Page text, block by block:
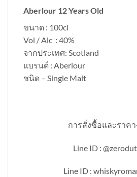
Aberlour 12 Years Old
ขนาด : 100cl
Vol / Alc : 40%
จากประเทศ: Scotland
แบรนด์ : Aberlour
ชนิด – Single Malt
การสั่งซื้อและราค
Line ID :
Line ID :